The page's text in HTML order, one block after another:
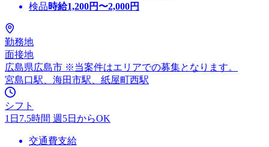
検品時給1,200円〜2,000円
勤務地
面接地
広島県広島市 ※当案件はエリアでの募集となります。
宮島口駅、海田市駅、紙屋町西駅
シフト
1日7.5時間 週5日からOK
交通費支給